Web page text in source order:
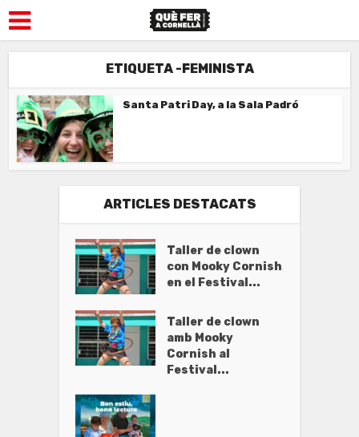
ETIQUETA -FEMINISTA
Santa Patri Day, a la Sala Padró
ARTICLES DESTACATS
Taller de clown
con Mooky Cornish
en el Festival...
Taller de clown
amb Mooky
Cornish al
Festival...